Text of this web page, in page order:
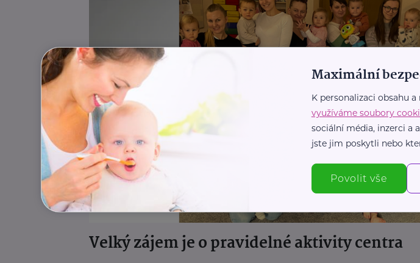
Velký zájem je o pravidelné aktivity centra
Maximální
K personalizaci obsahu
využíváme soubory
sociální média, inzerci a
jste jim poskytli nebo
Povolit vše